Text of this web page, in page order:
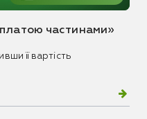
частинами»
її вартість